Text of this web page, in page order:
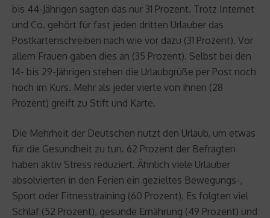
bis 44-Jährigen sagten das nur 31 Prozent. Trotz Internet
und Co. gehört für fast jeden dritten Urlauber das
Postkartenschreiben nach wie vor dazu (31 Prozent). Vor
allem Frauen gaben dies an (35 Prozent). Selbst bei den
14- bis 29-Jährigen stehen die Urlaubgrüße per Post noch
hoch im Kurs. Mehr als jeder vierte von ihnen (28
Prozent) greift zu Stift und Karte.
Die Mehrheit der Deutschen nutzt den Urlaub, um etwas
für die Gesundheit zu tun. 62 Prozent der Befragten
haben aktiv Stress reduziert. Ähnlich viele Urlauber
absolvierten in den Ferien ein gezieltes Bewegungs-,
Sport oder Fitnesstraining (60 Prozent). Es folgten viel
Schlaf (52 Prozent), gesunde Ernährung (49 Prozent) und